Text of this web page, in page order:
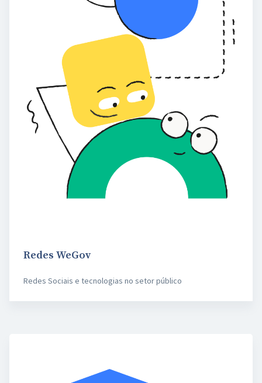
Redes WeGov
Redes Sociais e tecnologias no setor público